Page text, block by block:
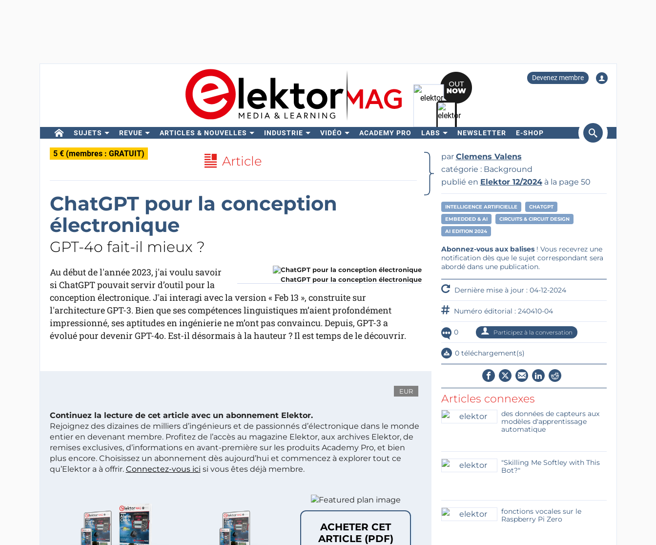
Devenez membre
SUJETS REVUE ARTICLES & NOUVELLES INDUSTRIE VIDÉO ACADEMY PRO LABS NEWSLETTER E-SHOP
Rechercher
5 € (membres : GRATUIT) Article
ChatGPT pour la conception
électronique
GPT-4o fait-il mieux ?
ChatGPT pour la conception électronique
Au début de l'année 2023, j'ai voulu savoir
si ChatGPT pouvait servir d’outil pour la
conception électronique. J'ai interagi avec la version « Feb 13 », construite sur
l'architecture GPT-3. Bien que ses compétences linguistiques m’aient profondément
impressionné, ses aptitudes en ingénierie ne m’ont pas convaincu. Depuis, GPT-3 a
évolué pour devenir GPT-4o. Est-il désormais à la hauteur ? Il est temps de le découvrir.
EUR
Continuez la lecture de cet article avec un abonnement Elektor.
Rejoignez des dizaines de milliers d’ingénieurs et de passionnés d’électronique dans le monde
entier en devenant membre. Profitez de l’accès au magazine Elektor, aux archives Elektor, de
remises exclusives, d’informations en avant-première sur les produits Academy Pro, et bien
plus encore. Choisissez un abonnement dès aujourd’hui et commencez à explorer tout ce
qu’Elektor a à offrir. Connectez-vous ici si vous êtes déjà membre.
ACHETER CET
ARTICLE (PDF)
par Clemens Valens
catégorie : Background
publié en Elektor 12/2024à la page 50
INTELLIGENCE ARTIFICIELLE
CHATGPT
EMBEDDED & AI
CIRCUITS & CIRCUIT DESIGN
AI EDITION 2024
Abonnez-vous aux balises! Vous recevrez une
notification dès que le sujet correspondant sera
abordé dans une publication.
Dernière mise à jour : 04-12-2024
Numéro éditorial : 240410-04
0 Participez à la conversation
0 téléchargement(s)
Articles connexes
des données de capteurs aux
modèles d'apprentissage
automatique
"Skilling Me Softley with This
Bot?"
fonctions vocales sur le
Raspberry Pi Zero